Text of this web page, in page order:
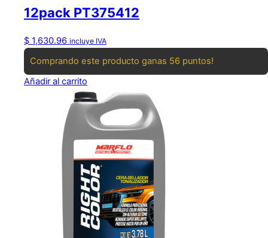
12pack PT375412
$ 1,630.96 incluye IVA
Comprando este producto ganas 56 puntos!
Añadir al carrito